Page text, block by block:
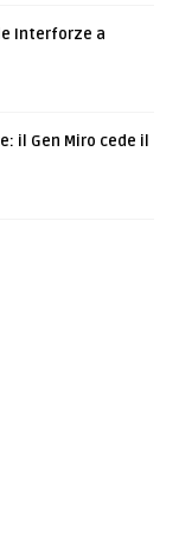
Interforze a
il Gen Miro cede il